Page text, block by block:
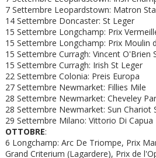
7 Settembre Leopardstown: Matron
14 Settembre Doncaster: St Leger
15 Settembre Longchamp: Prix
15 Settembre Longchamp: Prix Moulin
15 Settembre Curragh: Vincent O'Brien
15 Settembre Curragh: Irish St Leger
22 Settembre Colonia: Preis Europa
27 Settembre Newmarket: Fillies Mile
28 Settembre Newmarket: Cheveley
28 Settembre Newmarket: Sun Chariot
29 Settembre Milano: Vittorio Di Capua
OTTOBRE:
6 Longchamp: Arc De Triompe, Prix
Grand Criterium (Lagardere), Prix de